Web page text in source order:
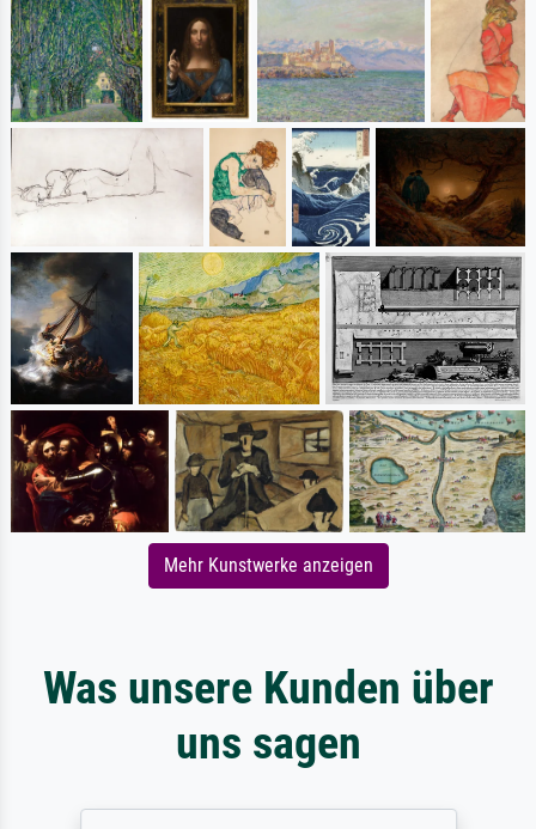
Mehr Kunstwerke anzeigen
Was unsere Kunden über
uns sagen